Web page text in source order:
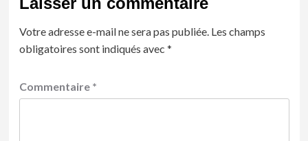
Votre adresse e-mail ne sera pas publiée. Les champs
obligatoires sont indiqués avec *
Commentaire *